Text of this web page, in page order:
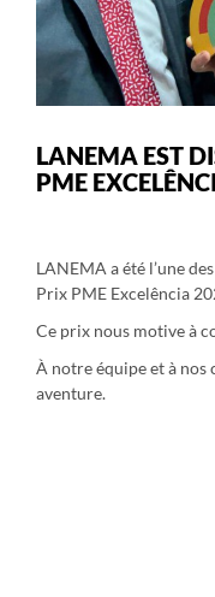
LANEMA EST
PME
LANEMA a été l’une
Prix PME Excelência
Ce prix nous motive à
À notre équipe et à
aventure.